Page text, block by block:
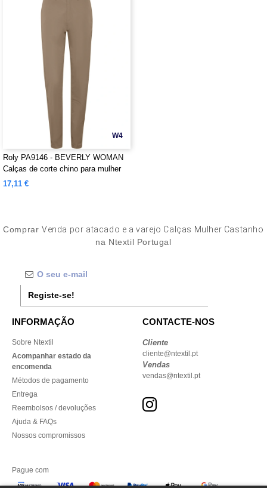
W4
Roly PA9146 - BEVERLY WOMAN
Calças de corte chino para mulher
17,11 €
ComprarVenda por atacado e a varejo Calças Mulher Castanho
na Ntextil Portugal
Registe-se!
INFORMAÇÃO
Sobre Ntextil
Acompanhar estado da
encomenda
Métodos de pagamento
Entrega
Reembolsos / devoluções
Ajuda & FAQs
Nossos compromissos
CONTACTE-NOS
Cliente
cliente@ntextil.pt
Vendas
vendas@ntextil.pt
Pague com